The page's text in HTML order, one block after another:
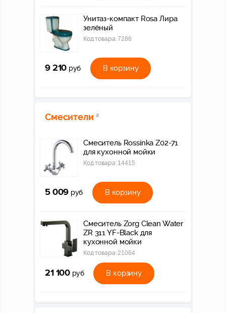
Унитаз-компакт Rosa Лира
зелёный
Код товара:7286
9 210 руб В корзину
Смесители 2
Смеситель Rossinka Z02-71
для кухонной мойки
Код товара: 14415
5 009 руб В корзину
Смеситель Zorg Clean Water
ZR 311 YF-Black для
кухонной мойки
Код товара: 21064
21 100 руб В корзину